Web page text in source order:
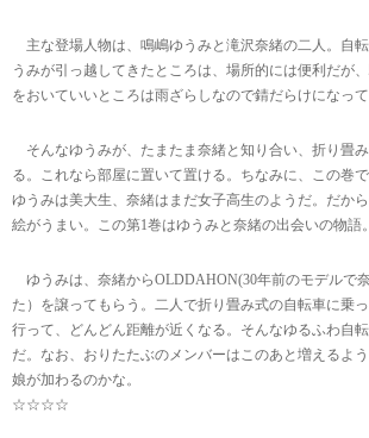
主な登場人物は、鳴嶋ゆうみと滝沢奈緒の二人。自
うみが引っ越してきたところは、場所的には便利だが
をおいていいところは雨ざらしなので錆だらけになって
そんなゆうみが、たまたま奈緒と知り合い、折り畳
る。これなら部屋に置いて置ける。ちなみに、この巻
ゆうみは美大生、奈緒はまだ女子高生のようだ。だか
絵がうまい。この第1巻はゆうみと奈緒の出会いの物語。
ゆうみは、奈緒からOLDDAHON(30年前のモデルで
た）を譲ってもらう。二人で折り畳み式の自転車に乗
行って、どんどん距離が近くなる。そんなゆるふわ自
だ。なお、おりたたぶのメンバーはこのあと増えるよ
娘が加わるのかな。
☆☆☆☆